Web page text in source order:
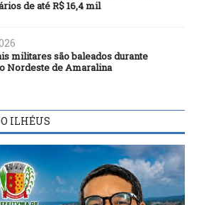
de até R$ 16,4 mil
militares são baleados durante
Nordeste de Amaralina
ILHÉUS